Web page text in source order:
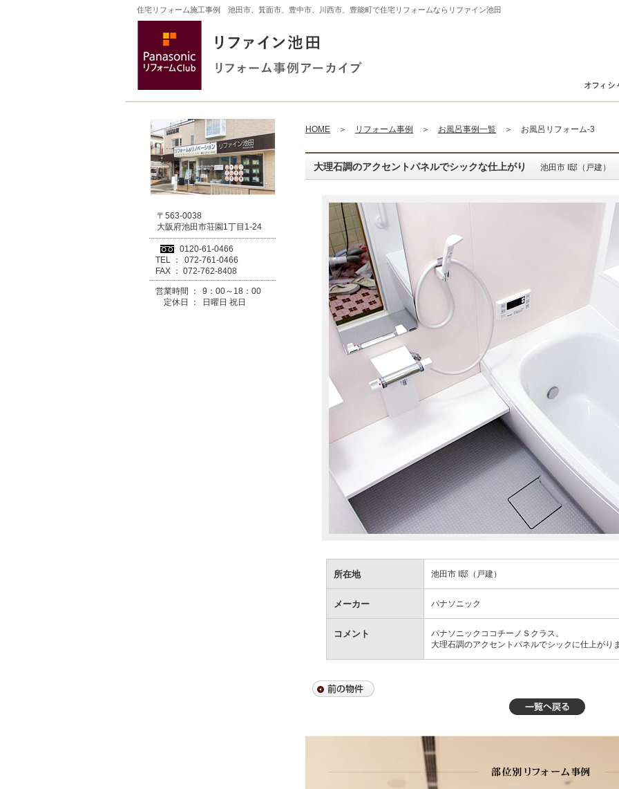
住宅リフォーム施工事例 池田市、箕面市、豊中市、川西市、豊能町で住宅リフォームならリファイン池田
HOME ＞ リフォーム事例 ＞ お風呂事例一覧 ＞ お風呂リフォーム-3
大理石調のアクセントパネルでシックな仕上がり 池田市 I邸（戸建）
所在地 池田市 I邸（戸建）
メーカー パナソニック
コメント
パナソニックココチーノＳクラス。
大理石調のアクセントパネルでシックに仕上がり
〒563-0038
大阪府池田市荘園1丁目1-24
0120-61-0466
TEL ：
072-761-0466
FAX ： 072-762-8408
営業時間 ：
9：00～18：00
定休日 ：
日曜日 祝日